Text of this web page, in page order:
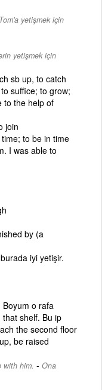
Tom'a yetişmek için
yetişmek için
sb up, to catch
suffice; to grow;
to the help of
join
to be in time
I was able to
by (a
iyi yetişir.
o rafa
shelf. Bu ip
the second floor
be raised
with him. - Ona